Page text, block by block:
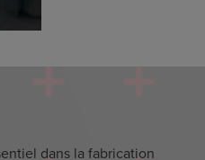
dans la fabrication